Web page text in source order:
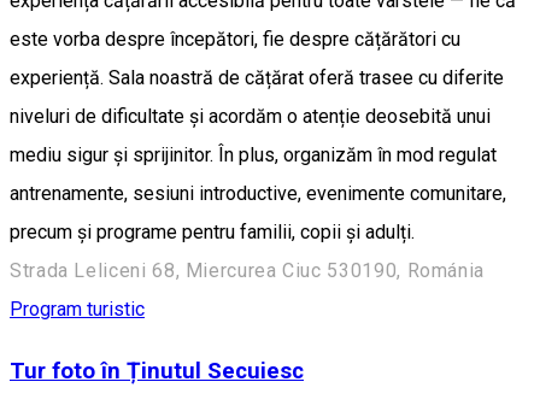
este vorba despre începători, fie despre cățărători cu
experiență. Sala noastră de cățărat oferă trasee cu diferite
niveluri de dificultate și acordăm o atenție deosebită unui
mediu sigur și sprijinitor. În plus, organizăm în mod regulat
antrenamente, sesiuni introductive, evenimente comunitare,
precum și programe pentru familii, copii și adulți.
Strada Leliceni 68, Miercurea Ciuc 530190, Románia
Program turistic
Tur foto în Ținutul Secuiesc